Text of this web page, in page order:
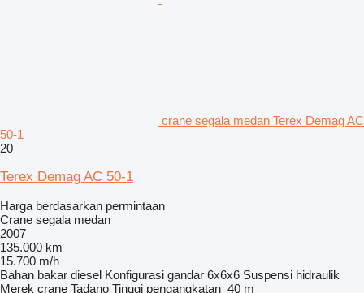
crane segala medan Terex Demag AC
50-1
20
Terex Demag AC 50-1
Harga berdasarkan permintaan
Crane segala medan
2007
135.000 km
15.700 m/h
Bahan bakar diesel Konfigurasi gandar 6x6x6 Suspensi hidraulik
Merek crane Tadano Tinggi pengangkatan 40 m